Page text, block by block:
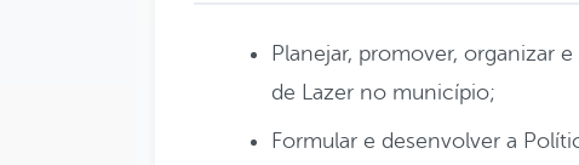
Planejar, promover, organizar
de Lazer no município;
Formular e desenvolver a